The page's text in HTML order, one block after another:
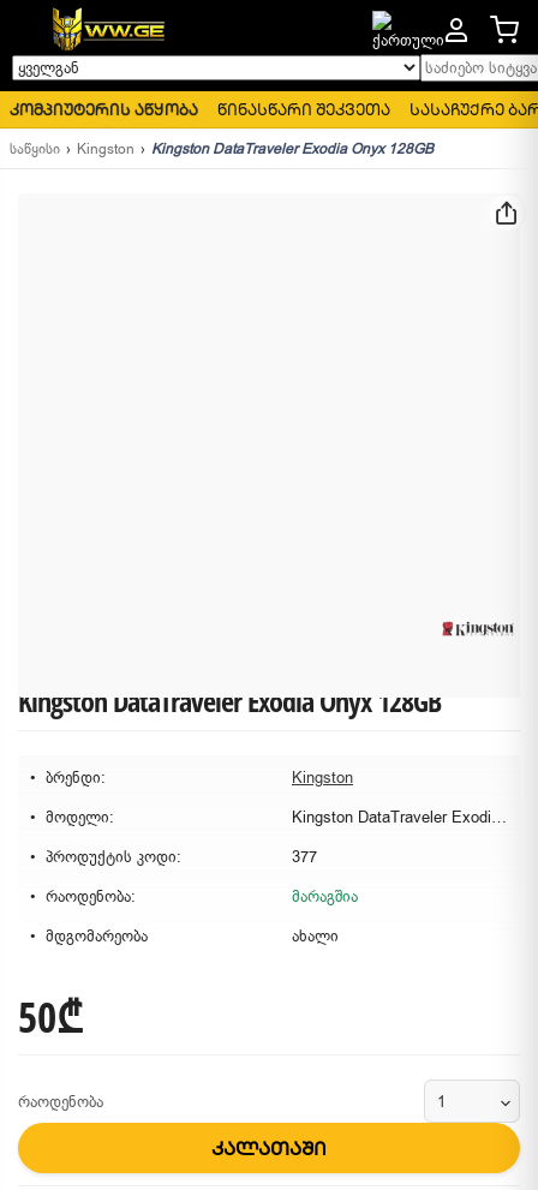
ყველგან საძიებო
კომპიუტერის აწყობა წინასწარი შეკვეთა სასაჩუქრე
საწყისი Kingston Kingston DataTraveler Exodia Onyx 128GB
Kingston DataTraveler Exodia Onyx 128GB
ბრენდი:
Kingston
მოდელი:
Kingston DataTraveler Exodia Onyx 128GB
პროდუქტის კოდი:
377
რაოდენობა:
მარაგშია
მდგომარეობა
ახალი
50₾
რაოდენობა
კალათაში